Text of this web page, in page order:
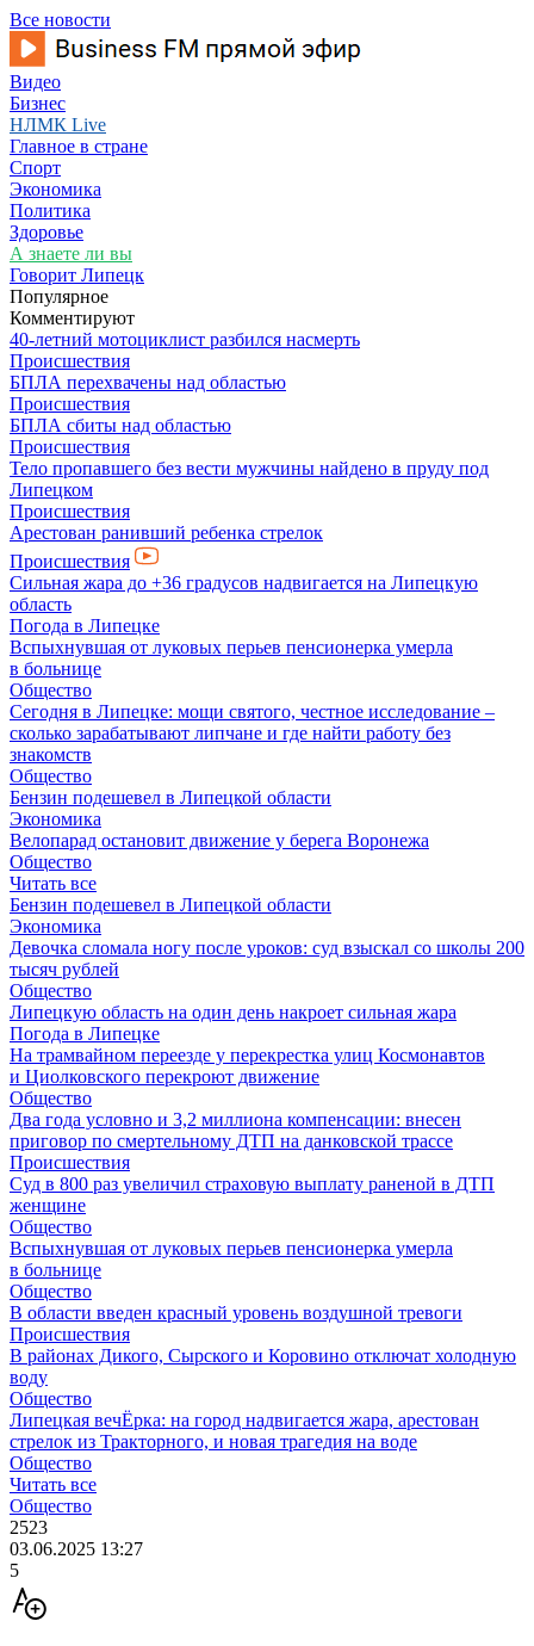
Все новости
Видео
Бизнес
НЛМК Live
Главное в стране
Спорт
Экономика
Политика
Здоровье
А знаете ли вы
Говорит Липецк
Популярное
Комментируют
40-летний мотоциклист разбился насмерть
Происшествия
БПЛА перехвачены над областью
Происшествия
БПЛА сбиты над областью
Происшествия
Тело пропавшего без вести мужчины найдено в пруду под
Липецком
Происшествия
Арестован ранивший ребенка стрелок
Происшествия
Сильная жара до +36 градусов надвигается на Липецкую
область
Погода в Липецке
Вспыхнувшая от луковых перьев пенсионерка умерла
в больнице
Общество
Сегодня в Липецке: мощи святого, честное исследование –
сколько зарабатывают липчане и где найти работу без
знакомств
Общество
Бензин подешевел в Липецкой области
Экономика
Велопарад остановит движение у берега Воронежа
Общество
Читать все
Бензин подешевел в Липецкой области
Экономика
Девочка сломала ногу после уроков: суд взыскал со школы 200
тысяч рублей
Общество
Липецкую область на один день накроет сильная жара
Погода в Липецке
На трамвайном переезде у перекрестка улиц Космонавтов
и Циолковского перекроют движение
Общество
Два года условно и 3,2 миллиона компенсации: внесен
приговор по смертельному ДТП на данковской трассе
Происшествия
Суд в 800 раз увеличил страховую выплату раненой в ДТП
женщине
Общество
Вспыхнувшая от луковых перьев пенсионерка умерла
в больнице
Общество
В области введен красный уровень воздушной тревоги
Происшествия
В районах Дикого, Сырского и Коровино отключат холодную
воду
Общество
Липецкая вечЁрка: на город надвигается жара, арестован
стрелок из Тракторного, и новая трагедия на воде
Общество
Читать все
Общество
2523
03.06.2025 13:27
5